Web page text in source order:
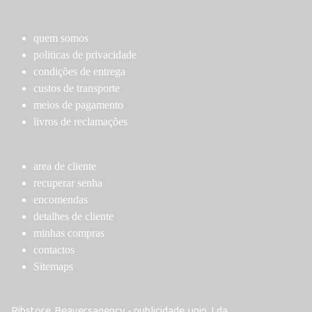
chosen
on
the
product
page
quem somos
politicas de privacidade
condições de entrega
custos de transporte
meios de pagamento
livros de reclamações
area de cliente
recuperar senha
encomendas
detalhes de cliente
minhas compras
contactos
Sitemaps